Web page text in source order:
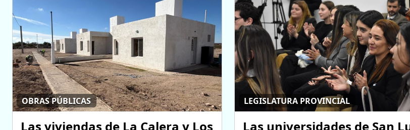
OBRAS PÚBLICAS
Las viviendas de La Calera y Los
LEGISLATURA PROVINCIAL
Las universidades de San